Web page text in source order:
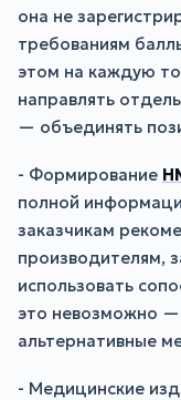
она не
требованиям
этом на каждую
направлять
— объединять
- Формирование
полной
заказчикам
производителям,
использовать
это невозможно —
альтернативные
- Медицинские